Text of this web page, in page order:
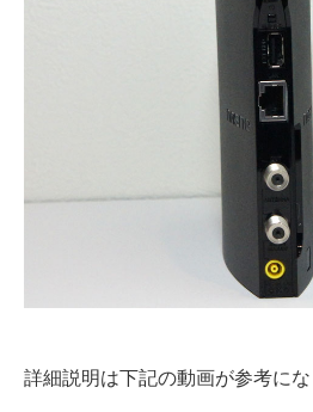
詳細説明は下記の動画が参考にな